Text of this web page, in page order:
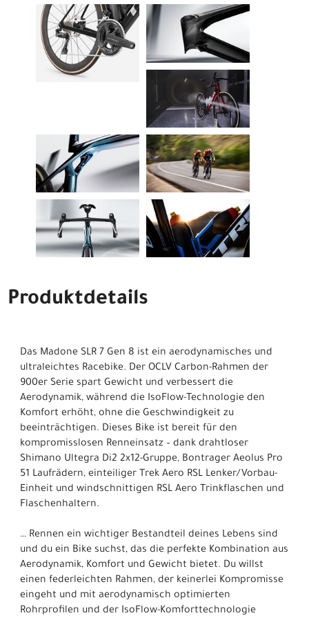
Produktdetails
Das Madone SLR 7 Gen 8 ist ein aerodynamisches und
ultraleichtes Racebike. Der OCLV Carbon-Rahmen der
900er Serie spart Gewicht und verbessert die
Aerodynamik, während die IsoFlow-Technologie den
Komfort erhöht, ohne die Geschwindigkeit zu
beeinträchtigen. Dieses Bike ist bereit für den
kompromisslosen Renneinsatz – dank drahtloser
Shimano Ultegra Di2 2x12-Gruppe, Bontrager Aeolus Pro
51 Laufrädern, einteiliger Trek Aero RSL Lenker/Vorbau-
Einheit und windschnittigen RSL Aero Trinkflaschen und
Flaschenhaltern.
… Rennen ein wichtiger Bestandteil deines Lebens sind
und du ein Bike suchst, das die perfekte Kombination aus
Aerodynamik, Komfort und Gewicht bietet. Du willst
einen federleichten Rahmen, der keinerlei Kompromisse
eingeht und mit aerodynamisch optimierten
Rohrprofilen und der IsoFlow-Komforttechnologie